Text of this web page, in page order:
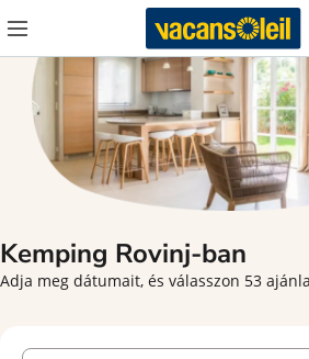
Kemping Rovinj-ban
Adja meg dátumait, és válasszon 53